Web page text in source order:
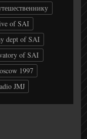
of SAI
dept of SAI
of SAI
1997
JMJ